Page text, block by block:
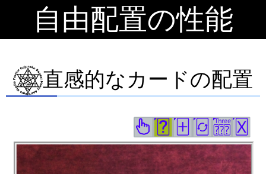
自由配置の性能
直感的なカードの配置